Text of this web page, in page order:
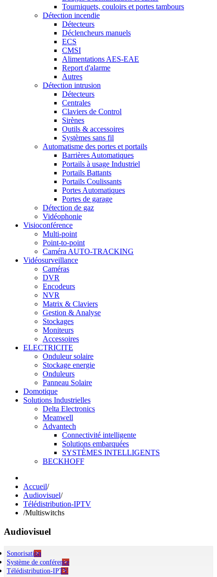
Tourniquets, couloirs et portes tambours
Détection incendie
Détecteurs
Déclencheurs manuels
ECS
CMSI
Alimentations AES-EAE
Report d'alarme
Autres
Détection intrusion
Détecteurs
Centrales
Claviers de Control
Sirènes
Outils & accessoires
Systèmes sans fil
Automatisme des portes et portails
Barrières Automatiques
Portails à usage Industriel
Portails Battants
Portails Coulissants
Portes Automatiques
Portes de garage
Détection de gaz
Vidéophonie
Visioconférence
Multi-point
Point-to-point
Caméra AUTO-TRACKING
Vidéosurveillance
Caméras
DVR
Encodeurs
NVR
Matrix & Claviers
Gestion & Analyse
Stockages
Moniteurs
Accessoires
ELECTRICITE
Onduleur solaire
Stockage energie
Onduleurs
Panneau Solaire
Domotique
Solutions Industrielles
Delta Electronics
Meanwell
Advantech
Connectivité intelligente
Solutions embarquées
SYSTÈMES INTELLIGENTS
BECKHOFF
Accueil/
Audiovisuel/
Télédistribution-IPTV
/Multiswitchs
Audiovisuel
Sonorisation
Ambiance & Evac
Sono de puissance
Système de conférence
Traduction simultannée
Télédistribution-IPTV